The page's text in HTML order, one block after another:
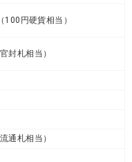
100円硬貨相当）
封札相当）
通札相当）